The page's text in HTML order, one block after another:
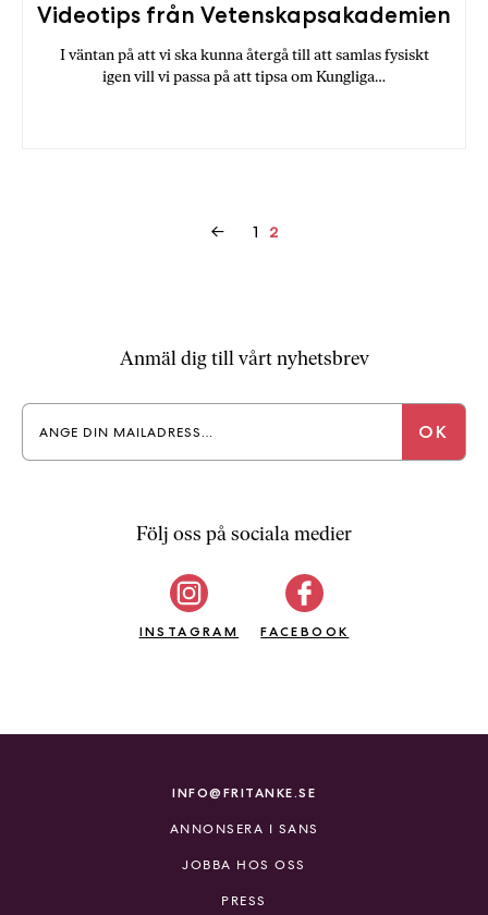
Videotips från Vetenskapsakademien
I väntan på att vi ska kunna återgå till att samlas fysiskt
igen vill vi passa på att tipsa om Kungliga…
← 1 2
Anmäl dig till vårt nyhetsbrev
Följ oss på sociala medier
INSTAGRAM FACEBOOK
INFO@FRITANKE.SE
ANNONSERA I SANS
JOBBA HOS OSS
PRESS